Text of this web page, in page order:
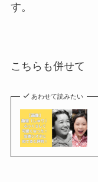
す。
こちらも併せて
あわせて読みたい